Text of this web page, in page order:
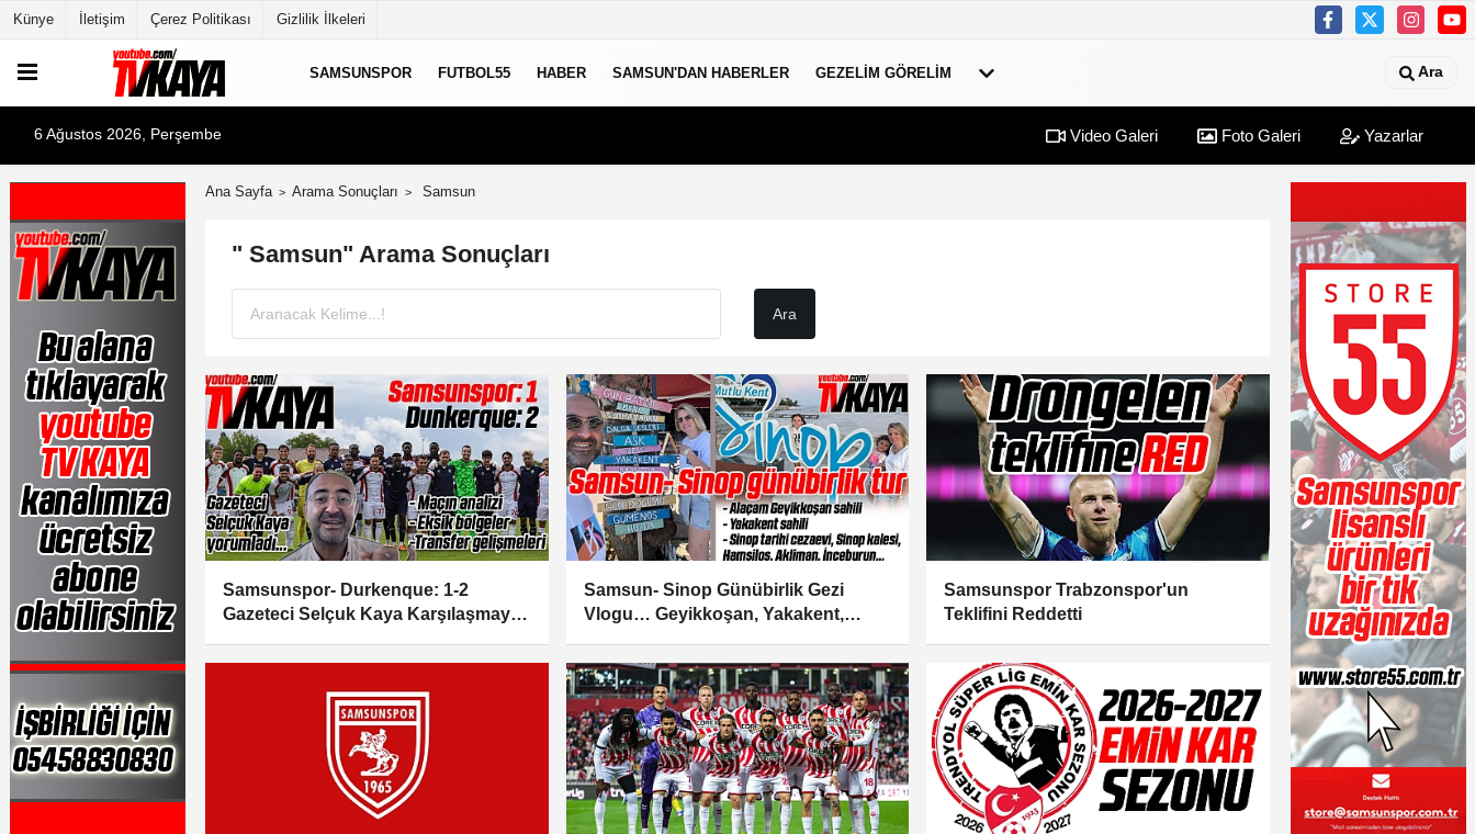
Künye İletişim Çerez Politikası Gizlilik İlkeleri
SAMSUNSPOR FUTBOL55 HABER SAMSUN'DAN HABERLER GEZELIM GÖRELIM Ara
6 Ağustos 2026, Perşembe Video Galeri Foto Galeri Yazarlar
Ana Sayfa Arama Sonuçları Samsun
" Samsun" Arama Sonuçları
Samsunspor- Durkenque: 1-2
Gazeteci Selçuk Kaya Karşılaşmayı
Samsun- Sinop Günübirlik Gezi
Vlogu… Geyikkoşan, Yakakent,
Kalesi, Sinop Cezaevi
Samsunspor Trabzonspor'un
Teklifini Reddetti